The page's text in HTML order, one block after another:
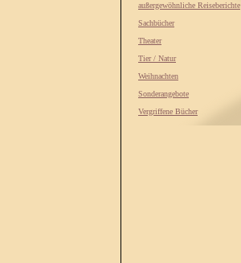
außergewöhnliche Reiseberichte
Sachbücher
Theater
Tier / Natur
Weihnachten
Sonderangebote
Vergriffene Bücher